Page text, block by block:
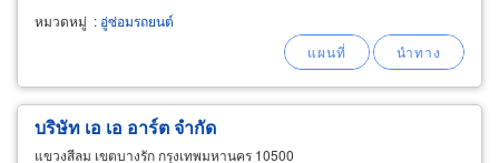
แนะนำ kpt body service ซ่อมอย่างมืออาชีพ ราคา
มาตรฐาน เราสามารถแก้ไขความเสียหายของสี
หมวดหมู่ : อู่ซ่อมรถยนต์
บริษัท เอ เอ อาร์ต จำกัด
แขวงสีลม เขตบางรัก กรุงเทพมหานคร 10500